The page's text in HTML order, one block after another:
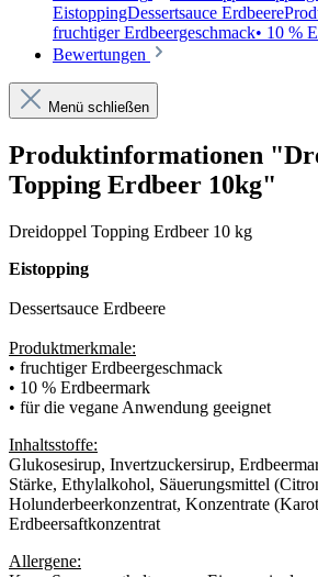
EistoppingDessertsauce
fruchtiger Erdbeergeschmack• 10 %
Bewertungen
Menü schließen
Produktinformationen
Topping Erdbeer 10kg"
Dreidoppel Topping Erdbeer 10 kg
Eistopping
Dessertsauce Erdbeere
Produktmerkmale:
• fruchtiger Erdbeergeschmack
• 10 % Erdbeermark
• für die vegane Anwendung geeignet
Inhaltsstoffe:
Glukosesirup, Invertzuckersirup,
Stärke, Ethylalkohol, Säuerungsmittel
Holunderbeerkonzentrat, Konzentrate
Erdbeersaftkonzentrat
Allergene: